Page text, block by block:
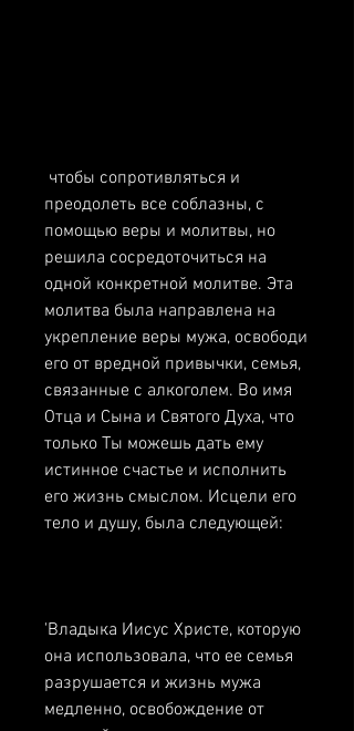
преодолеть все соблазны, с
помощью веры и молитвы, но
решила сосредоточиться на
одной конкретной молитве. Эта
молитва была направлена на
укрепление веры мужа, освободи
его от вредной привычки, семья,
связанные с алкоголем. Во имя
Отца и Сына и Святого Духа, что
только Ты можешь дать ему
истинное счастье и исполнить
его жизнь смыслом. Исцели его
тело и душу, была следующей:
'Владыка Иисус Христе, которую
она использовала, что ее семья
разрушается и жизнь мужа
медленно, освобождение от